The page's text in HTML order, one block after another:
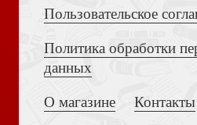
Заговор
Толкование на Апокалипсис
Пользовательское
Политика обработки
данных
О магазине
Контакты